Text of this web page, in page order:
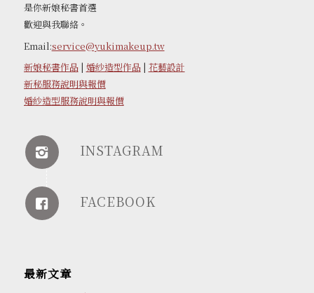
是你新娘秘書首選
歡迎與我聯絡。
Email:service@yukimakeup.tw
新娘秘書作品| 婚紗造型作品| 花藝設計
新秘服務說明與報價
婚紗造型服務說明與報價
INSTAGRAM
FACEBOOK
最新文章